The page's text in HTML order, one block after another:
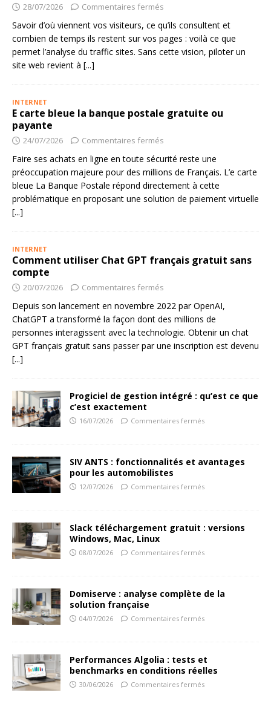
28/07/2026 Commentaires fermés
Savoir d’où viennent vos visiteurs, ce qu’ils consultent et
combien de temps ils restent sur vos pages : voilà ce que
permet l’analyse du traffic sites. Sans cette vision, piloter un
site web revient à [...]
INTERNET
E carte bleue la banque postale gratuite ou
payante
24/07/2026 Commentaires fermés
Faire ses achats en ligne en toute sécurité reste une
préoccupation majeure pour des millions de Français. L’e carte
bleue La Banque Postale répond directement à cette
problématique en proposant une solution de paiement virtuelle
[...]
INTERNET
Comment utiliser Chat GPT français gratuit sans
compte
20/07/2026 Commentaires fermés
Depuis son lancement en novembre 2022 par OpenAI,
ChatGPT a transformé la façon dont des millions de
personnes interagissent avec la technologie. Obtenir un chat
GPT français gratuit sans passer par une inscription est devenu
[...]
Progiciel de gestion intégré : qu’est ce que
c’est exactement
16/07/2026 Commentaires fermés
SIV ANTS : fonctionnalités et avantages
pour les automobilistes
12/07/2026 Commentaires fermés
Slack téléchargement gratuit : versions
Windows, Mac, Linux
08/07/2026 Commentaires fermés
Domiserve : analyse complète de la
solution française
04/07/2026 Commentaires fermés
Performances Algolia : tests et
benchmarks en conditions réelles
30/06/2026 Commentaires fermés